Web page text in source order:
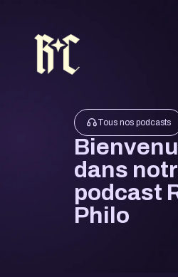
Tous nos podcasts
dans
podcast
Philo